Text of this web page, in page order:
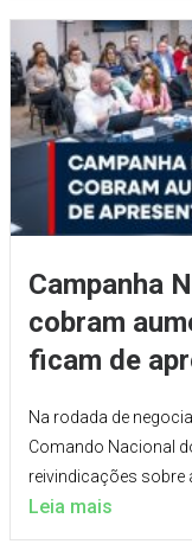
Campanha
cobram
ficam de
Na rodada de
Comando Nacional
reivindicações sobre
Leia mais